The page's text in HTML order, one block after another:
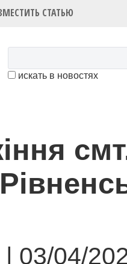
СТАТЬЮ
искать в новостях
03/04/